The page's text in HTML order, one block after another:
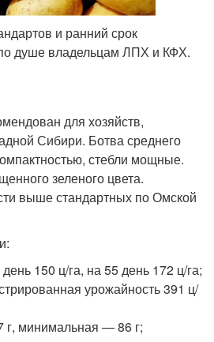
и ранний срок
душе владельцам ЛПХ и КФХ.
для хозяйств,
Сибири. Ботва среднего
стебли мощные.
зеленого цвета.
выше стандартных по Омской
150 ц/га, на 55 день 172 ц/га;
урожайность 391 ц/
г, минимальная — 86 г;